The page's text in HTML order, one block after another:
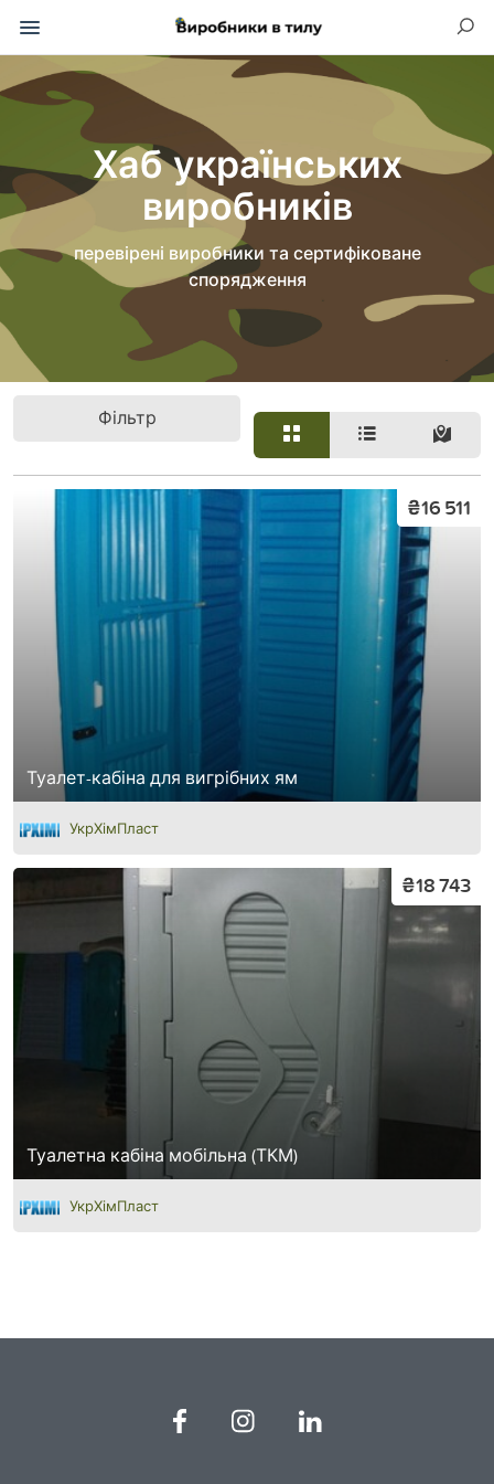
Хаб українських
виробників
перевірені виробники та сертифіковане
спорядження
Фільтр
Туалет-кабіна для вигрібних ям
₴16 511
УкрХімПласт
Туалетна кабіна мобільна (ТКМ)
₴18 743
УкрХімПласт